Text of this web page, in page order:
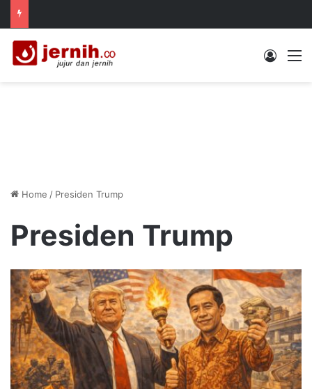
Log In
Home / Presiden Trump
Presiden Trump